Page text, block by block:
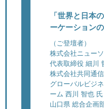
「世界と日本
ーケーション
（ご登壇者）
株式会社ニュー
代表取締役 細川
株式会社共同通
グローバルビジ
ーム 西川 智也 氏
山口県 総合企画